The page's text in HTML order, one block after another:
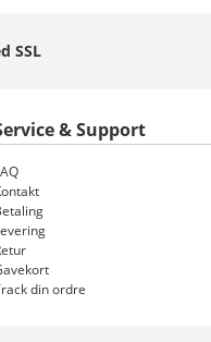
SSL
& Support
din ordre